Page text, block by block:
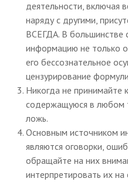
деятельности, включая
наряду с другими,
ВСЕГДА. В большинстве
информацию не только
его бессознательное
цензурирование
Никогда не
содержащуюся в любом
ложь.
Основным источником
являются оговорки,
обращайте на них
интерпретировать их